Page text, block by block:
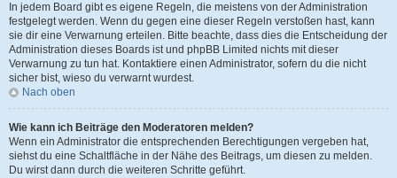
In jedem Board gibt es eigene Regeln, die meistens von der Administration
festgelegt werden. Wenn du gegen eine dieser Regeln verstoßen hast, kann
sie dir eine Verwarnung erteilen. Bitte beachte, dass dies die Entscheidung der
Administration dieses Boards ist und phpBB Limited nichts mit dieser
Verwarnung zu tun hat. Kontaktiere einen Administrator, sofern du die nicht
sicher bist, wieso du verwarnt wurdest.
Nach oben
Wie kann ich Beiträge den Moderatoren melden?
Wenn ein Administrator die entsprechenden Berechtigungen vergeben hat,
siehst du eine Schaltfläche in der Nähe des Beitrags, um diesen zu melden.
Du wirst dann durch die weiteren Schritte geführt.